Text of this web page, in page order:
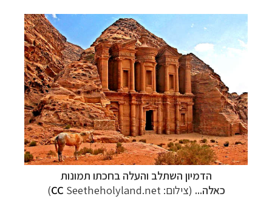
הדמיון השתלב והעלה בחכתו תמונות
כאלה... (צילום: CC Seetheholyland.net)